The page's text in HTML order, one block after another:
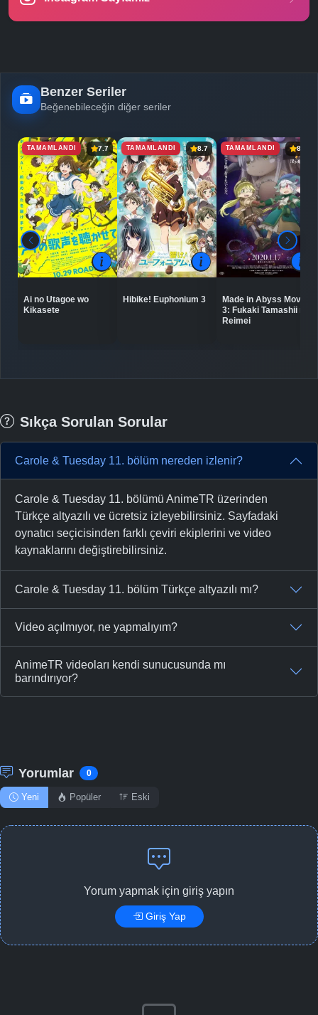
Benzer Seriler
Beğenebileceğin diğer seriler
TAMAMLANDI 7.7
Ai no Utagoe wo
Kikasete
TAMAMLANDI 8.7
Hibike! Euphonium 3
TAMAMLANDI 8.6
Made in Abyss Movie
3: Fukaki Tamashii no
Reimei
Sıkça Sorulan Sorular
Carole & Tuesday 11. bölüm nereden izlenir?
Carole & Tuesday 11. bölümü AnimeTR üzerinden
Türkçe altyazılı ve ücretsiz izleyebilirsiniz. Sayfadaki
oynatıcı seçicisinden farklı çeviri ekiplerini ve video
kaynaklarını değiştirebilirsiniz.
Carole & Tuesday 11. bölüm Türkçe altyazılı mı?
Video açılmıyor, ne yapmalıyım?
AnimeTR videoları kendi sunucusunda mı
barındırıyor?
Yorumlar 0
Yeni Popüler Eski
Yorum yapmak için giriş yapın
Giriş Yap